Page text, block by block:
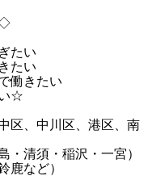
◇
たい
たい
働きたい
☆
区、中川区、港区、南
・清須・稲沢・一宮）
鹿など）